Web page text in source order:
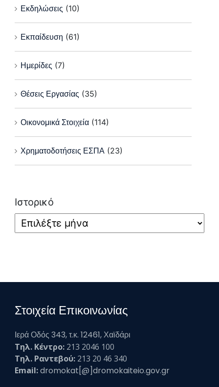
Εκδηλώσεις (10)
Εκπαίδευση (61)
Ημερίδες (7)
Θέσεις Εργασίας (35)
Οικονομικά Στοιχεία (114)
Χρηματοδοτήσεις ΕΣΠΑ (23)
Ιστορικό
Στοιχεία Επικοινωνίας
Ιερά Οδός 343, τ.κ. 12461, Χαϊδάρι
Τηλ. Κέντρο: 213 2046 100
Τηλ. Ραντεβού: 213 20 46 340
Email:dromokat[@]dromokaiteio.gov.gr